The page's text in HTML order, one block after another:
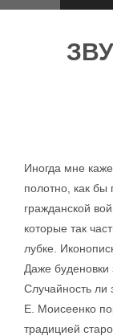
Иногда мне
полотно, как
гражданской
которые так
лубке.
Даже буденовки
Случайность ли
Е. Моисеенко
традицией